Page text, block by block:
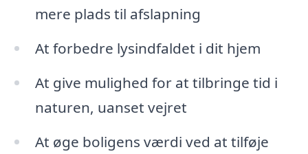
mere plads til afslapning
At forbedre lysindfaldet i dit hjem
At give mulighed for at tilbringe tid i
naturen, uanset vejret
At øge boligens værdi ved at tilføje